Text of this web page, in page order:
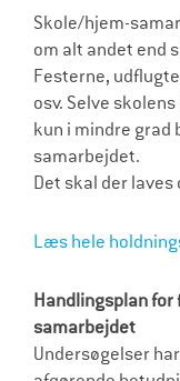
Skole/hjem-
om alt andet end
Festerne,
osv. Selve
kun i mindre
samarbejdet.
Det skal der laves
Læs hele
Handlingsplan
samarbejdet
Undersøgelser